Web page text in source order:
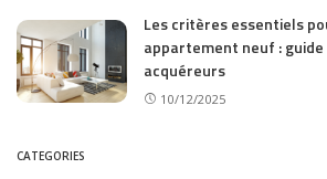
Les critères essentiels
appartement neuf :
acquéreurs
10/12/2025
CATEGORIES